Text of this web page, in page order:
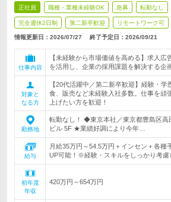
正社員 職種・業種未経験OK 急募 転勤なし
完全週休2日制 第二新卒歓迎 リモートワーク可
情報更新日：2026/07/27 終了予定日： 2026/09/21
仕事内容
【未経験から市場価値を高める】求人広
を活用し、企業の採用課題を解決する企
対象と
なる方
【20代活躍中／第二新卒歓迎】経験・
食、販売など未経験入社多数。仕事を頑
上げたい方を歓迎！
勤務地
転勤なし！ ◆東京本社／東京都豊島区高
ビル 5F ★業績好調により今年…
給与
月給35万円～54.5万円＋インセン＋各
UP可能！※経験・スキルをしっかり考慮
初年度
年収
420万円～654万円